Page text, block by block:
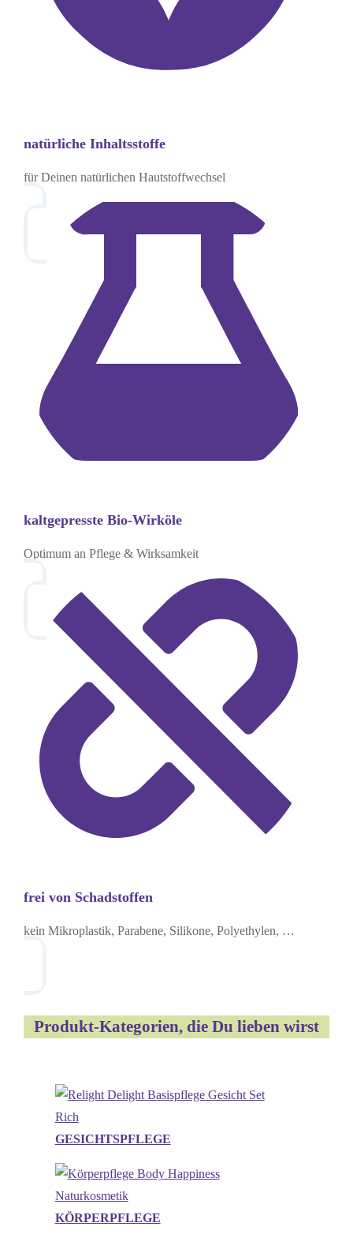
natürliche Inhaltsstoffe
für Deinen natürlichen Hautstoffwechsel
kaltgepresste Bio-Wirköle
Optimum an Pflege & Wirksamkeit
frei von Schadstoffen
kein Mikroplastik, Parabene, Silikone, Polyethylen, …
Produkt-Kategorien, die Du lieben wirst
GESICHTSPFLEGE
KÖRPERPFLEGE